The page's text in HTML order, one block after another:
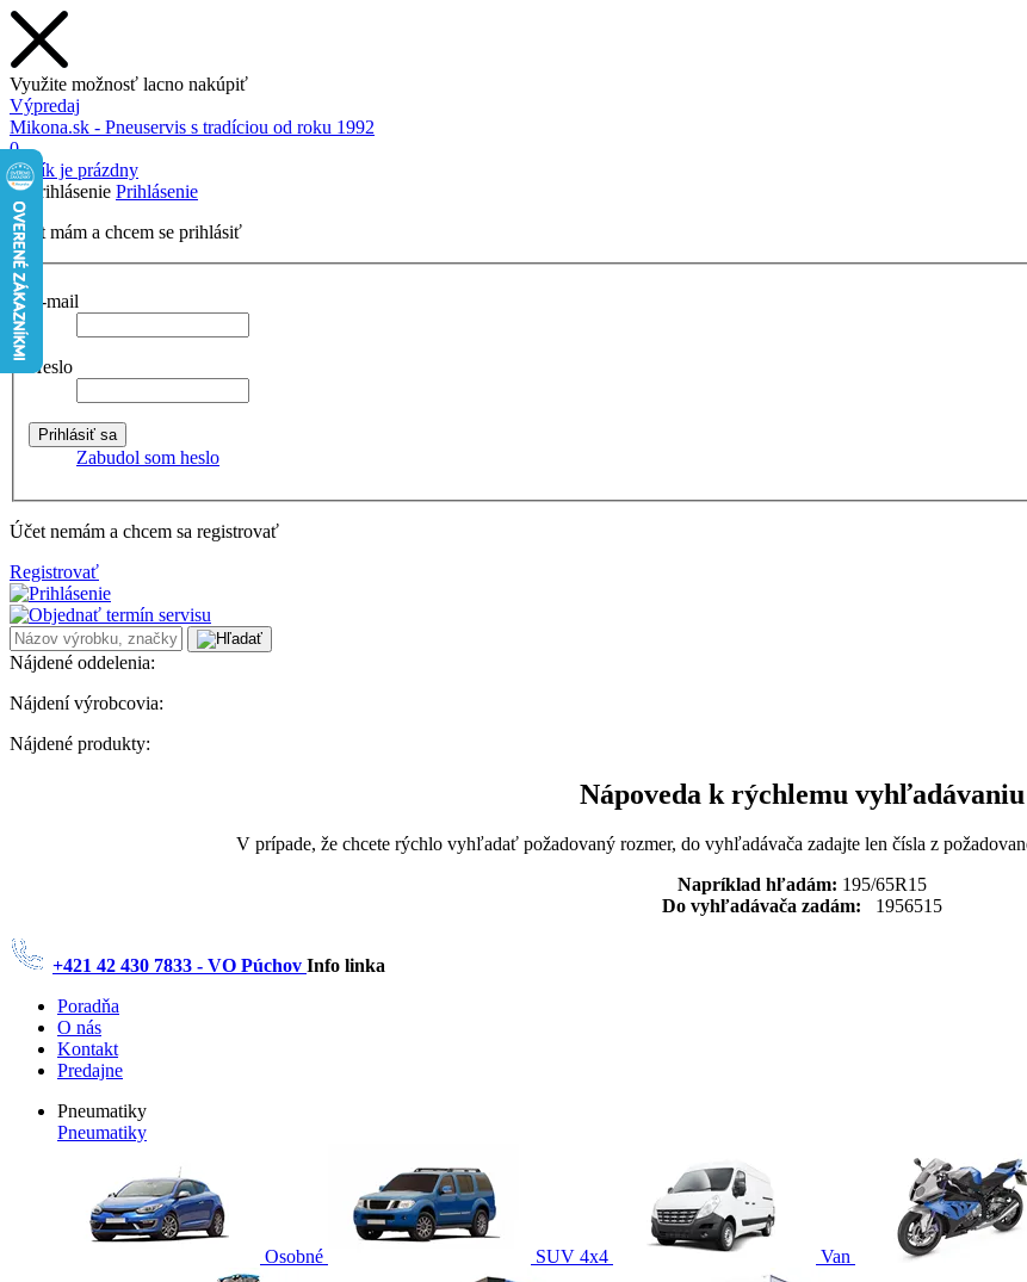
Využite možnosť lacno nakúpiť
Výpredaj
Mikona.sk - Pneuservis s tradíciou od roku 1992
0
Košík je prázdny
Prihlásenie
Účet mám a chcem se prihlásiť
E-mail
Heslo
Zabudol som heslo
Účet nemám a chcem sa registrovať
Registrovať
Nájdené oddelenia:
Nájdení výrobcovia:
Nájdené produkty:
Nápoveda k rýchlemu vyhľadávaniu
V prípade, že chcete rýchlo vyhľadať požadovaný rozmer, do vyhľadávača zadajte len čísla z
Napríklad hľadám: 195/65R15
Do vyhľadávača zadám: 1956515
+421 42 430 7833 - VO Púchov Info linka
Poradňa
O nás
Kontakt
Predajne
Pneumatiky
Pneumatiky
Osobné SUV 4x4 Van